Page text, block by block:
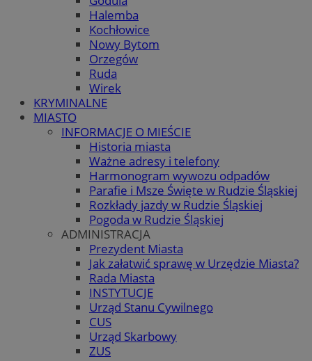
Halemba
Kochłowice
Nowy Bytom
Orzegów
Ruda
Wirek
KRYMINALNE
MIASTO
INFORMACJE O MIEŚCIE
Historia miasta
Ważne adresy i telefony
Harmonogram wywozu odpadów
Parafie i Msze Święte w Rudzie Śląskiej
Rozkłady jazdy w Rudzie Śląskiej
Pogoda w Rudzie Śląskiej
ADMINISTRACJA
Prezydent Miasta
Jak załatwić sprawę w Urzędzie Miasta?
Rada Miasta
INSTYTUCJE
Urząd Stanu Cywilnego
CUS
Urząd Skarbowy
ZUS